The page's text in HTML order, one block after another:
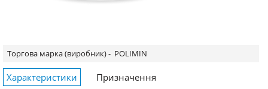
Торгова марка (виробник) - POLIMIN
Характеристики Призначення